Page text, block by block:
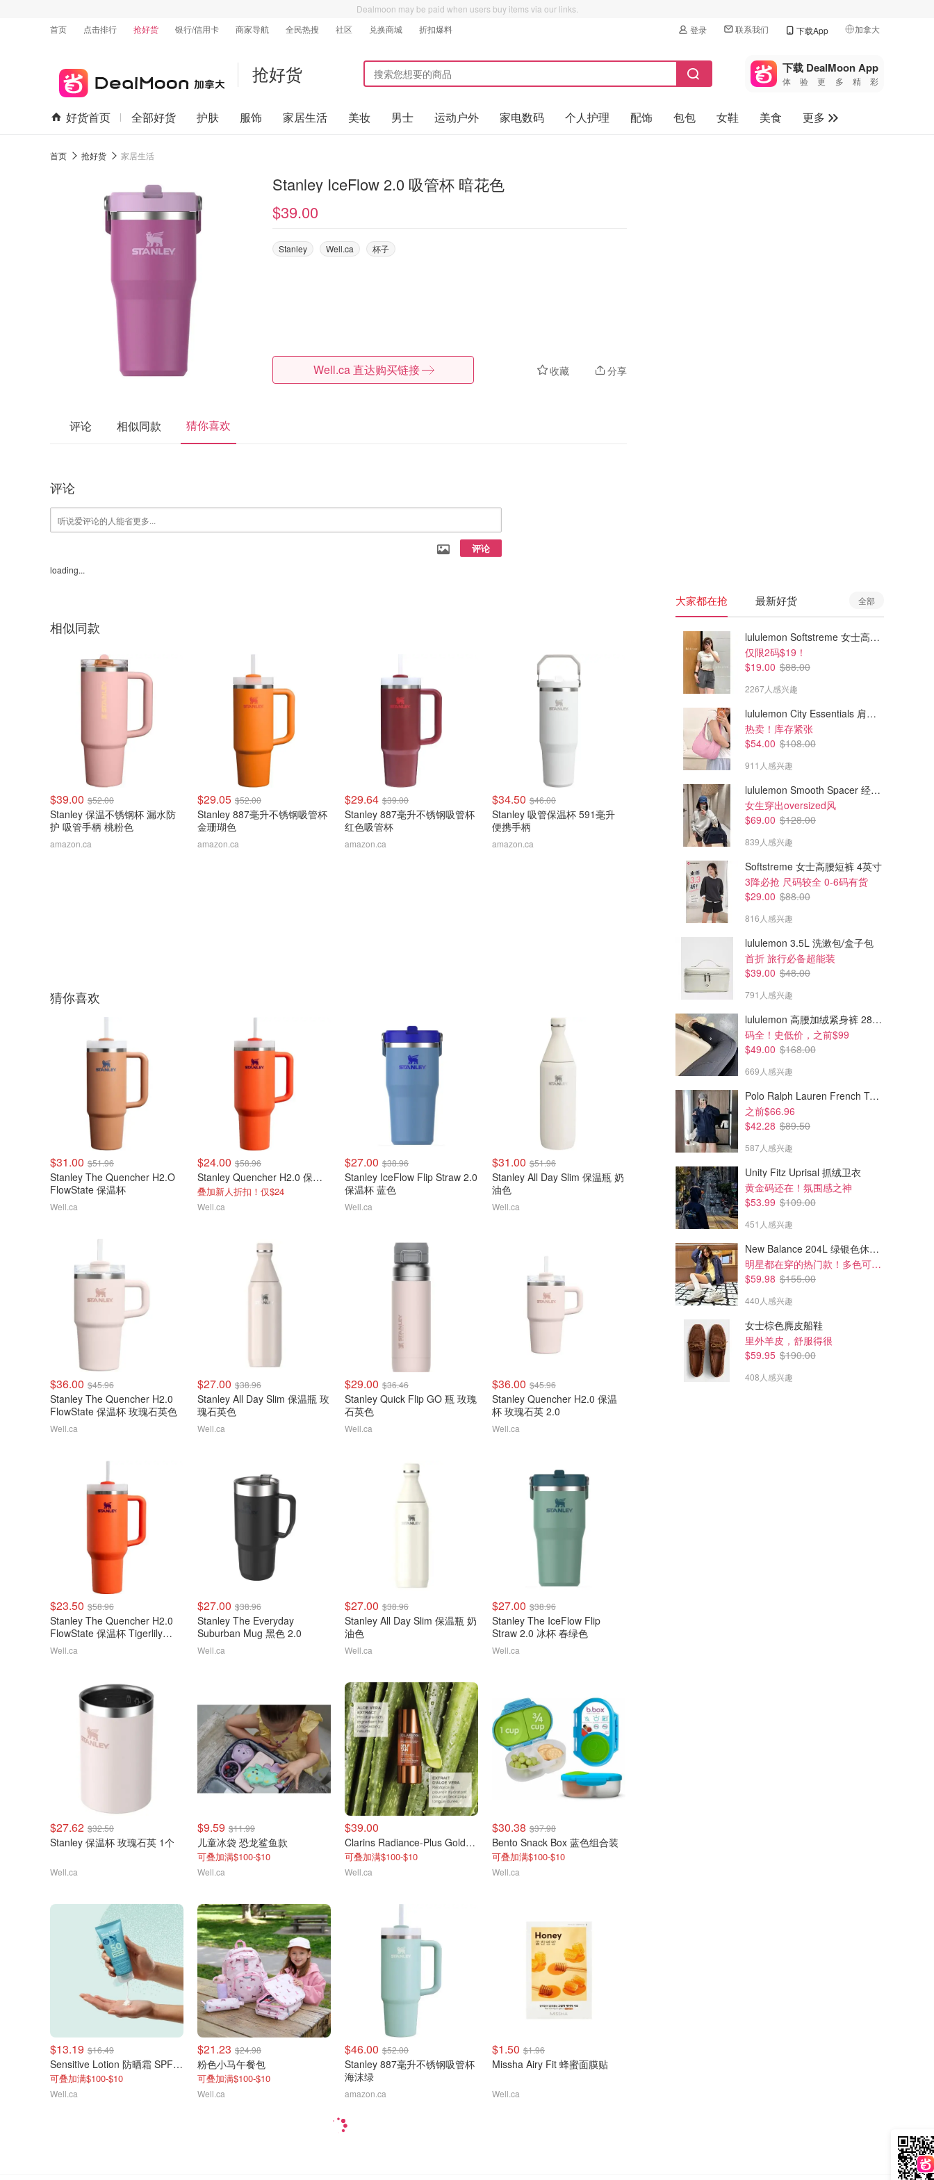
Dealmoon may be paid when users buy items via our links.
首页
点击排行 抢好货 银行/信用卡 商家导航 全民热搜 社区 兑换商城 折扣爆料 登录 联系我们 下载App 加拿大
🇺🇸
美国
🇨🇳中国
🇨🇦加拿大
抢好货 下载 DealMoon App
体验更多精彩
好货首页 全部好货 护肤 服饰 家居生活 美妆 男士 运动户外 家电数码 个人护理 配饰 包包 女鞋 美食
更多
首页 抢好货 家居生活
Stanley IceFlow 2.0 吸管杯 暗花色
$39.00
Stanley Well.ca 杯子
收藏 分享
Well.ca 直达购买链接
评论 相似同款 猜你喜欢
评论
评论
loading...
相似同款
$39.00 $52.00
Stanley 保温不锈钢杯 漏水防
护 吸管手柄 桃粉色
amazon.ca
$29.05 $52.00
Stanley 887毫升不锈钢吸管杯
金珊瑚色
amazon.ca
$29.64 $39.00
Stanley 887毫升不锈钢吸管杯
红色吸管杯
amazon.ca
$34.50 $46.00
Stanley 吸管保温杯 591毫升
便携手柄
amazon.ca
$59.00
Stanley 1.18升不锈钢吸管杯
$34.50 $46.00
Stanley 591毫升紫色保温杯 吸
管手柄
amazon.ca
猜你喜欢
$31.00 $51.96
Stanley The Quencher H2.O
FlowState 保温杯
Well.ca
$24.00 $58.96
Stanley Quencher H2.0 保温杯 橙红色
叠加新人折扣！仅$24
Well.ca
$27.00 $38.96
Stanley IceFlow Flip Straw 2.0
保温杯 蓝色
Well.ca
$31.00 $51.96
Stanley All Day Slim 保温瓶 奶
油色
Well.ca
$36.00 $45.96
Stanley The Quencher H2.0
FlowState 保温杯 玫瑰石英色
Well.ca
$27.00 $38.96
Stanley All Day Slim 保温瓶 玫
瑰石英色
Well.ca
$29.00 $36.46
Stanley Quick Flip GO 瓶 玫瑰
石英色
Well.ca
$36.00 $45.96
Stanley Quencher H2.0 保温
杯 玫瑰石英 2.0
Well.ca
$23.50 $58.96
Stanley The Quencher H2.0
FlowState 保温杯 Tigerlily
Plum
Well.ca
$27.00 $38.96
Stanley The Everyday
Suburban Mug 黑色 2.0
Well.ca
$27.00 $38.96
Stanley All Day Slim 保温瓶 奶
油色
Well.ca
$27.00 $38.96
Stanley The IceFlow Flip
Straw 2.0 冰杯 春绿色
Well.ca
$27.62 $32.50
Stanley 保温杯 玫瑰石英 1个
Well.ca
$9.59 $11.99
儿童冰袋 恐龙鲨鱼款
可叠加满$100-$10
Well.ca
$39.00
Clarins Radiance-Plus Golden Glow Booster 精华液
可叠加满$100-$10
Well.ca
$30.38 $37.98
Bento Snack Box 蓝色组合装
可叠加满$100-$10
Well.ca
$13.19 $16.49
Sensitive Lotion 防晒霜 SPF 50
可叠加满$100-$10
Well.ca
$21.23 $24.98
粉色小马午餐包
可叠加满$100-$10
Well.ca
$46.00 $52.00
Stanley 887毫升不锈钢吸管杯
海沫绿
amazon.ca
$1.50 $1.96
Missha Airy Fit 蜂蜜面膜贴
Well.ca
大家都在抢 最新好货 全部
lululemon Softstreme 女士高腰短裤 10cm
仅限2码$19！
$19.00 $88.00
2267人感兴趣
lululemon City Essentials 肩背包 4L
热卖！库存紧张
$54.00 $108.00
911人感兴趣
lululemon Smooth Spacer 经典卫衣
女生穿出oversized风
$69.00 $128.00
839人感兴趣
Softstreme 女士高腰短裤 4英寸
3降必抢 尺码较全 0-6码有货
$29.00 $88.00
816人感兴趣
lululemon 3.5L 洗漱包/盒子包
首折 旅行必备超能装
$39.00 $48.00
791人感兴趣
lululemon 高腰加绒紧身裤 28"≈71cm 5个口袋
码全！史低价，之前$99
$49.00 $168.00
669人感兴趣
Polo Ralph Lauren French Terry 女童连帽卫衣 7-16码
之前$66.96
$42.28 $89.50
587人感兴趣
Unity Fitz Uprisal 抓绒卫衣
黄金码还在！氛围感之神
$53.99 $109.00
451人感兴趣
New Balance 204L 绿银色休闲鞋
明星都在穿的热门款！多色可选 3.8折
$59.98 $155.00
440人感兴趣
女士棕色麂皮船鞋
里外羊皮，舒服得很
$59.95 $190.00
408人感兴趣